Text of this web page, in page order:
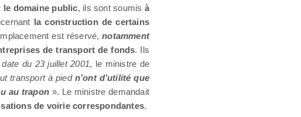
le domaine public, ils sont soumis à
la construction de certains
est réservé,notamment
de transport de fonds. Ils
du 23 juillet 2001, le ministre de
transport à pied n’ont d’utilité que
au trapon ». Le ministre demandait
de voirie correspondantes.